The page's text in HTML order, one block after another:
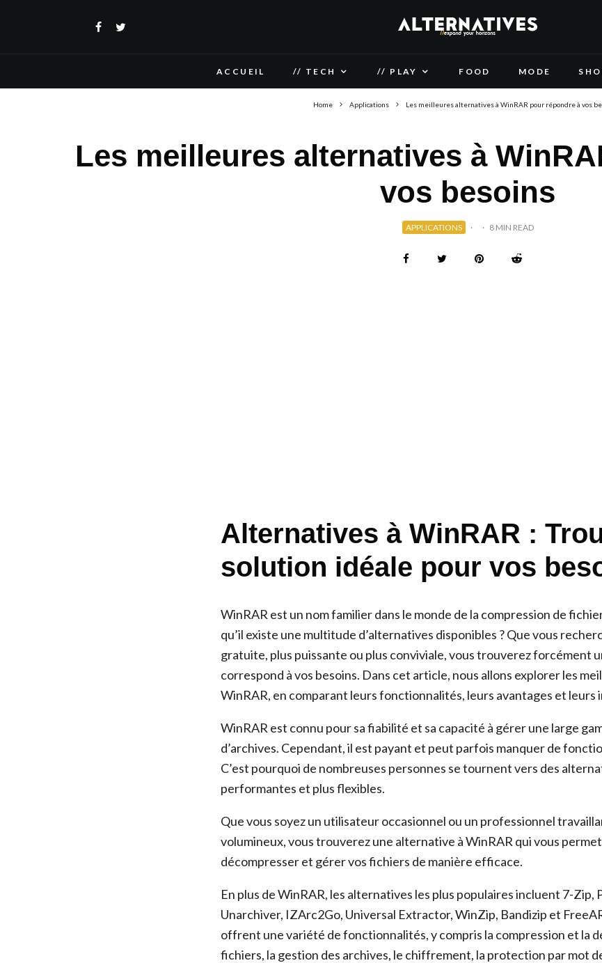
ACCUEIL // TECH // PLAY FOOD MODE
Home Applications Les meilleures alternatives à WinRAR pour répondre à vos
Les meilleures alternatives à
vos besoins
APPLICATIONS · · 8 MIN READ
Alternatives à WinRAR :
solution idéale pour vos
WinRAR est un nom familier dans le monde de la compression de
qu’il existe une multitude d’alternatives disponibles ? Que vous
gratuite, plus puissante ou plus conviviale, vous trouverez forcément
correspond à vos besoins. Dans cet article, nous allons explorer les
WinRAR, en comparant leurs fonctionnalités, leurs avantages et leurs
WinRAR est connu pour sa fiabilité et sa capacité à gérer une large
d’archives. Cependant, il est payant et peut parfois manquer de
C’est pourquoi de nombreuses personnes se tournent vers des
performantes et plus flexibles.
Que vous soyez un utilisateur occasionnel ou un professionnel
volumineux, vous trouverez une alternative à WinRAR qui vous
décompresser et gérer vos fichiers de manière efficace.
En plus de WinRAR, les alternatives les plus populaires incluent 7-Zip,
Unarchiver, IZArc2Go, Universal Extractor, WinZip, Bandizip et
offrent une variété de fonctionnalités, y compris la compression et la
fichiers, la gestion des archives, le chiffrement, la protection par mot